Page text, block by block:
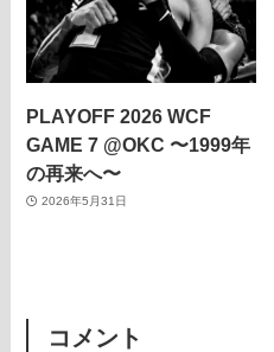
PLAYOFF 2026 WCF
GAME 7 @OKC 〜1999年
の再来へ〜
2026年5月31日
コメント